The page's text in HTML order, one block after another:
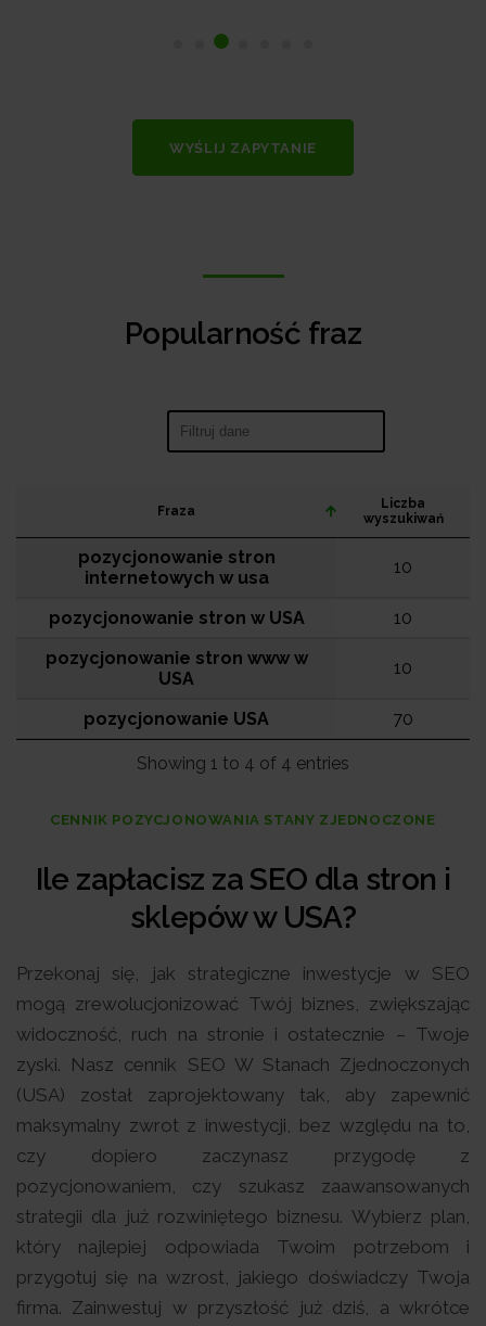
WYŚLIJ ZAPYTANIE
Popularność fraz
Fraza
Liczba
wyszukiwań
pozycjonowanie stron
internetowych w usa
10
pozycjonowanie stron w USA
10
pozycjonowanie stron www w
USA
10
pozycjonowanie USA 70
Showing 1 to 4 of 4 entries
CENNIK POZYCJONOWANIA STANY ZJEDNOCZONE
Ile zapłacisz za SEO dla stron i
sklepów w USA?
Przekonaj się, jak strategiczne inwestycje w SEO
mogą zrewolucjonizować Twój biznes, zwiększając
widoczność, ruch na stronie i ostatecznie – Twoje
zyski. Nasz cennik SEO W Stanach Zjednoczonych
(USA) został zaprojektowany tak, aby zapewnić
maksymalny zwrot z inwestycji, bez względu na to,
czy dopiero zaczynasz przygodę z
pozycjonowaniem, czy szukasz zaawansowanych
strategii dla już rozwiniętego biznesu. Wybierz plan,
który najlepiej odpowiada Twoim potrzebom i
przygotuj się na wzrost, jakiego doświadczy Twoja
firma. Zainwestuj w przyszłość już dziś, a wkrótce